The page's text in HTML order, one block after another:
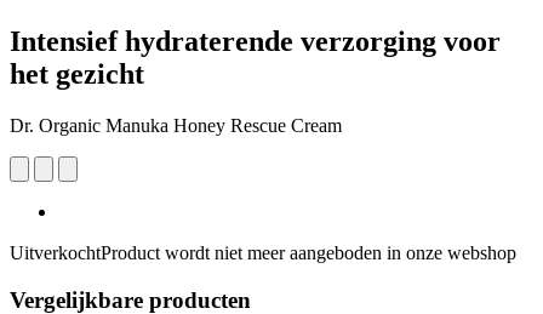
Intensief hydraterende verzorging voor
het gezicht
Dr. Organic Manuka Honey Rescue Cream
UitverkochtProduct wordt niet meer aangeboden in onze webshop
Vergelijkbare producten